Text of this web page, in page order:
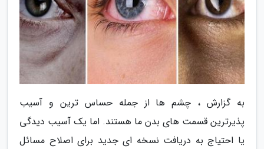
به گزارش ، چشم ها از جمله حساس ترین و آسیب
پذیرترین قسمت های بدن ما هستند. اما یک آسیب دیدگی
یا احتیاج به دریافت نسخه ای جدید برای اصلاح مسائل